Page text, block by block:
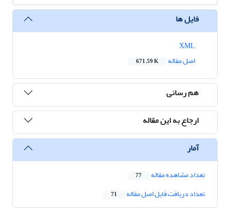
فایل ها
اصل مقاله
671.59 K
هم رسانی
ارجاع به این مقاله
آمار
تعداد مشاهده مقاله 77
تعداد دریافت فایل اصل مقاله 71